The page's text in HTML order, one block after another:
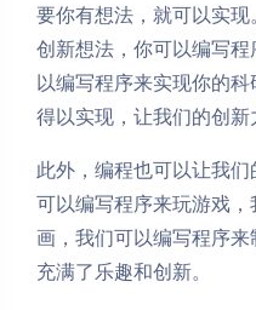
要你有想法，就可以实
创新想法，你可以编写
以编写程序来实现你的
得以实现，让我们的创新
此外，编程也可以让我
可以编写程序来玩游戏
画，我们可以编写程序
充满了乐趣和创新。